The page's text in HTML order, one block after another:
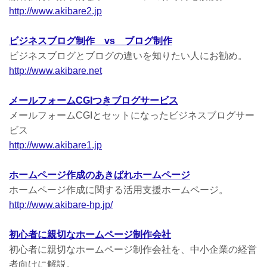
http://www.akibare2.jp
ビジネスブログ制作 vs ブログ制作
ビジネスブログとブログの違いを知りたい人にお勧め。
http://www.akibare.net
メールフォームCGIつきブログサービス
メールフォームCGIとセットになったビジネスブログサー
ビス
http://www.akibare1.jp
ホームページ作成のあきばれホームページ
ホームページ作成に関する活用支援ホームページ。
http://www.akibare-hp.jp/
初心者に親切なホームページ制作会社
初心者に親切なホームページ制作会社を、中小企業の経営
者向けに解説。